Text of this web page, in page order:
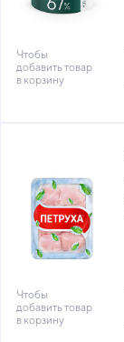
Чтобы
добавить товар
в корзину
Чтобы
добавить товар
в корзину